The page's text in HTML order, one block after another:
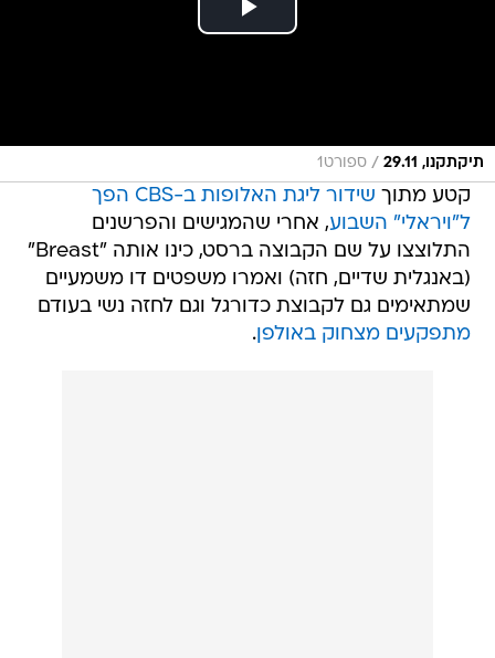
תיקתקנו, 29.11 / ספורט1
קטע מתוך
שידור ליגת האלופות ב-CBS הפך
ל"ויראלי" השבוע, אחרי שהמגישים והפרשנים
התלוצצו על שם הקבוצה ברסט, כינו אותה "Breast"
(באנגלית שדיים, חזה) ואמרו משפטים דו משמעיים
שמתאימים גם לקבוצת כדורגל וגם לחזה נשי בעודם
מתפקעים מצחוק באולפן.